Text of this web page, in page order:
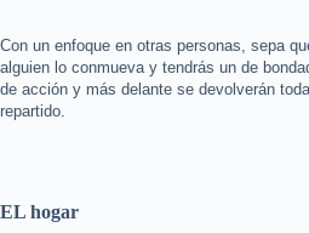
Con un enfoque en otras personas, sepa
alguien lo conmueva y tendrás un de
de acción y más delante se devolverán
repartido.
EL hogar